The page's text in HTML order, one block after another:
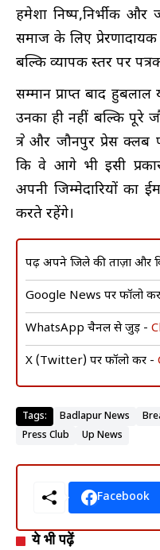
हमेशा निष्पक्ष,निर्भीक
समाज के लिए
बल्कि व्यापक स्तर पर
सम्मान प्राप्त बाद
उनका ही नहीं बल्कि पूरे
क्षेत्र और जौनपुर प्रेस क्लब
कि वे आगे भी इसी
अपनी जिम्मेदारियों का
करते रहेंगे।
पढ़ें अपने जिले की ताज़ा और
Google News पर फॉलो
WhatsApp चैनल से जुड़ें -
X (Twitter) पर फॉलो करें -
Tags: Badlapur News
Press Club
Up News
Facebook
ये भी पढ़ें